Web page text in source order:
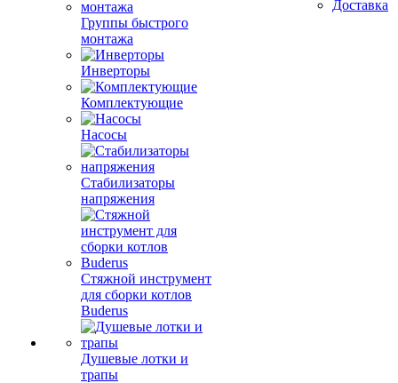
Группы быстрого
монтажа
Инверторы
Комплектующие
Насосы
Стабилизаторы
напряжения
Стяжной инструмент
для сборки котлов
Buderus
Душевые лотки и
трапы
Доставка